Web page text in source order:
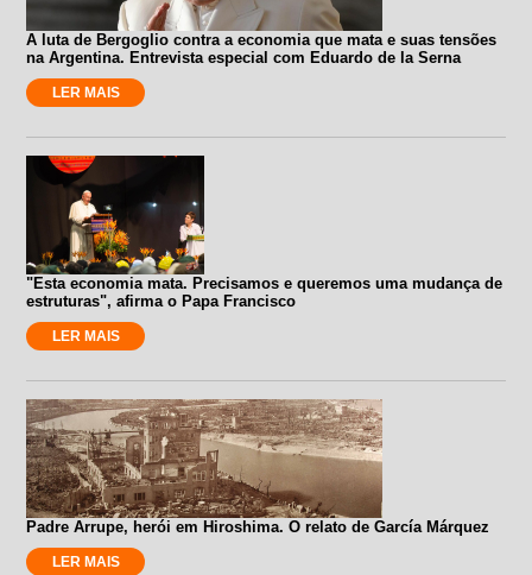
A luta de Bergoglio contra a economia que mata e suas tensões
na Argentina. Entrevista especial com Eduardo de la Serna
LER MAIS
"Esta economia mata. Precisamos e queremos uma mudança de
estruturas", afirma o Papa Francisco
LER MAIS
Padre Arrupe, herói em Hiroshima. O relato de García Márquez
LER MAIS